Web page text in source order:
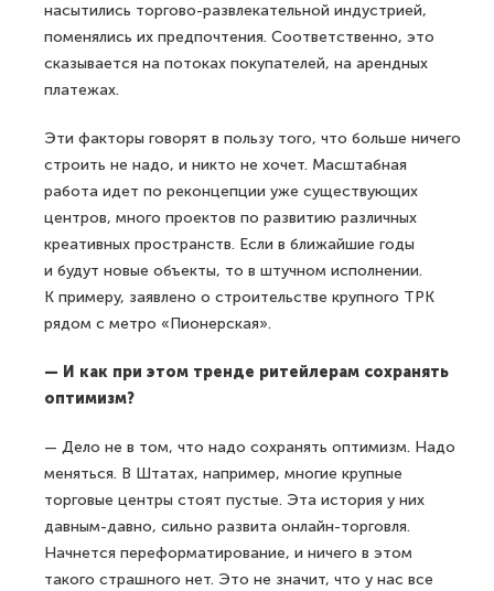
насытились торгово-развлекательной индустрией,
поменялись их предпочтения. Соответственно, это
сказывается на потоках покупателей, на арендных
платежах.
Эти факторы говорят в пользу того, что больше ничего
строить не надо, и никто не хочет. Масштабная
работа идет по реконцепции уже существующих
центров, много проектов по развитию различных
креативных пространств. Если в ближайшие годы
и будут новые объекты, то в штучном исполнении.
К примеру, заявлено о строительстве крупного ТРК
рядом с метро «Пионерская».
— И как при этом тренде ритейлерам сохранять
оптимизм?
— Дело не в том, что надо сохранять оптимизм. Надо
меняться. В Штатах, например, многие крупные
торговые центры стоят пустые. Эта история у них
давным-давно, сильно развита онлайн-торговля.
Начнется переформатирование, и ничего в этом
такого страшного нет. Это не значит, что у нас все